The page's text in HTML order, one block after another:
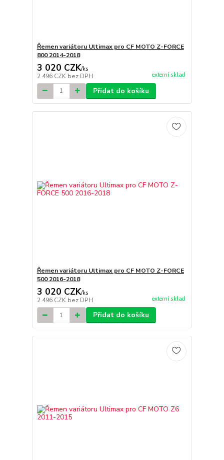
Řemen variátoru Ultimax pro CF MOTO Z-FORCE
800 2014-2018
3 020 CZK/ks
2 496 CZK bez DPH externí sklad
Přidat do košíku
Řemen variátoru Ultimax pro CF MOTO Z-FORCE
500 2016-2018
3 020 CZK/ks
2 496 CZK bez DPH externí sklad
Přidat do košíku